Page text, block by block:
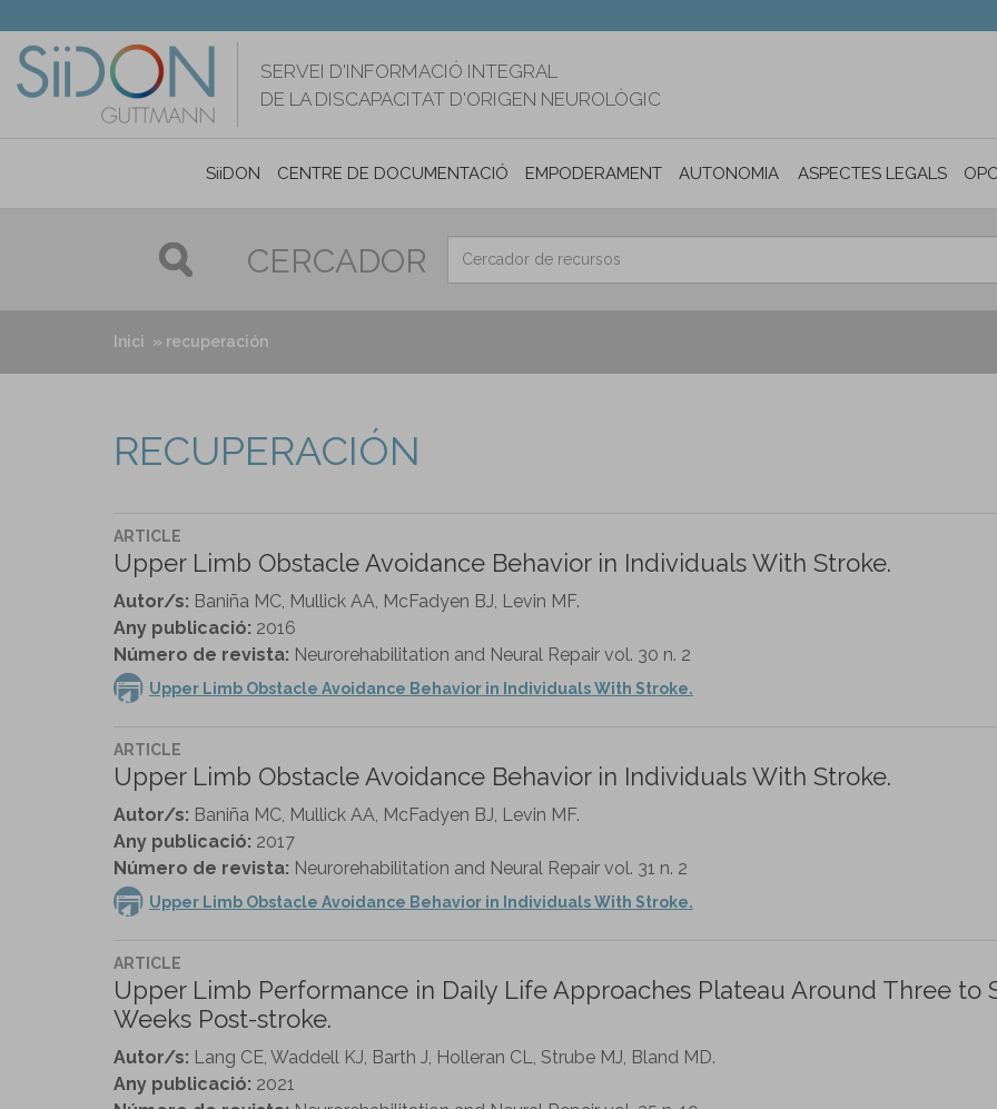
contingut
SERVEI D'INFORMACIÓ INTEGRAL
DE LA DISCAPACITAT D'ORIGEN NEUROLÒGIC
SiiDON CENTRE DE DOCUMENTACIÓ EMPODERAMENT AUTONOMIA PERSONAL I INCLUSIÓ
ASPECTES LEGALS
CERCADOR
Inici recuperación
RECUPERACIÓN
ARTICLE
Upper Limb Obstacle Avoidance Behavior in Individuals With Stroke.
Autor/s: Baniña MC, Mullick AA, McFadyen BJ, Levin MF.
Any publicació: 2016
Número de revista: Neurorehabilitation and Neural Repair vol. 30 n. 2
Upper Limb Obstacle Avoidance Behavior in Individuals With Stroke.
ARTICLE
Upper Limb Obstacle Avoidance Behavior in Individuals With Stroke.
Autor/s: Baniña MC, Mullick AA, McFadyen BJ, Levin MF.
Any publicació: 2017
Número de revista: Neurorehabilitation and Neural Repair vol. 31 n. 2
Upper Limb Obstacle Avoidance Behavior in Individuals With Stroke.
ARTICLE
Upper Limb Performance in Daily Life Approaches Plateau Around Three to
Weeks Post-stroke.
Autor/s: Lang CE, Waddell KJ, Barth J, Holleran CL, Strube MJ, Bland MD.
Any publicació: 2021